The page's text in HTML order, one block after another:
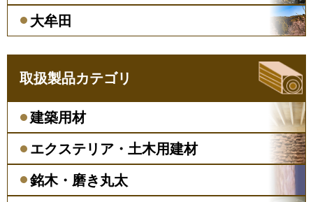
大牟田
取扱製品カテゴリ
建築用材
エクステリア・土木用建材
銘木・磨き丸太